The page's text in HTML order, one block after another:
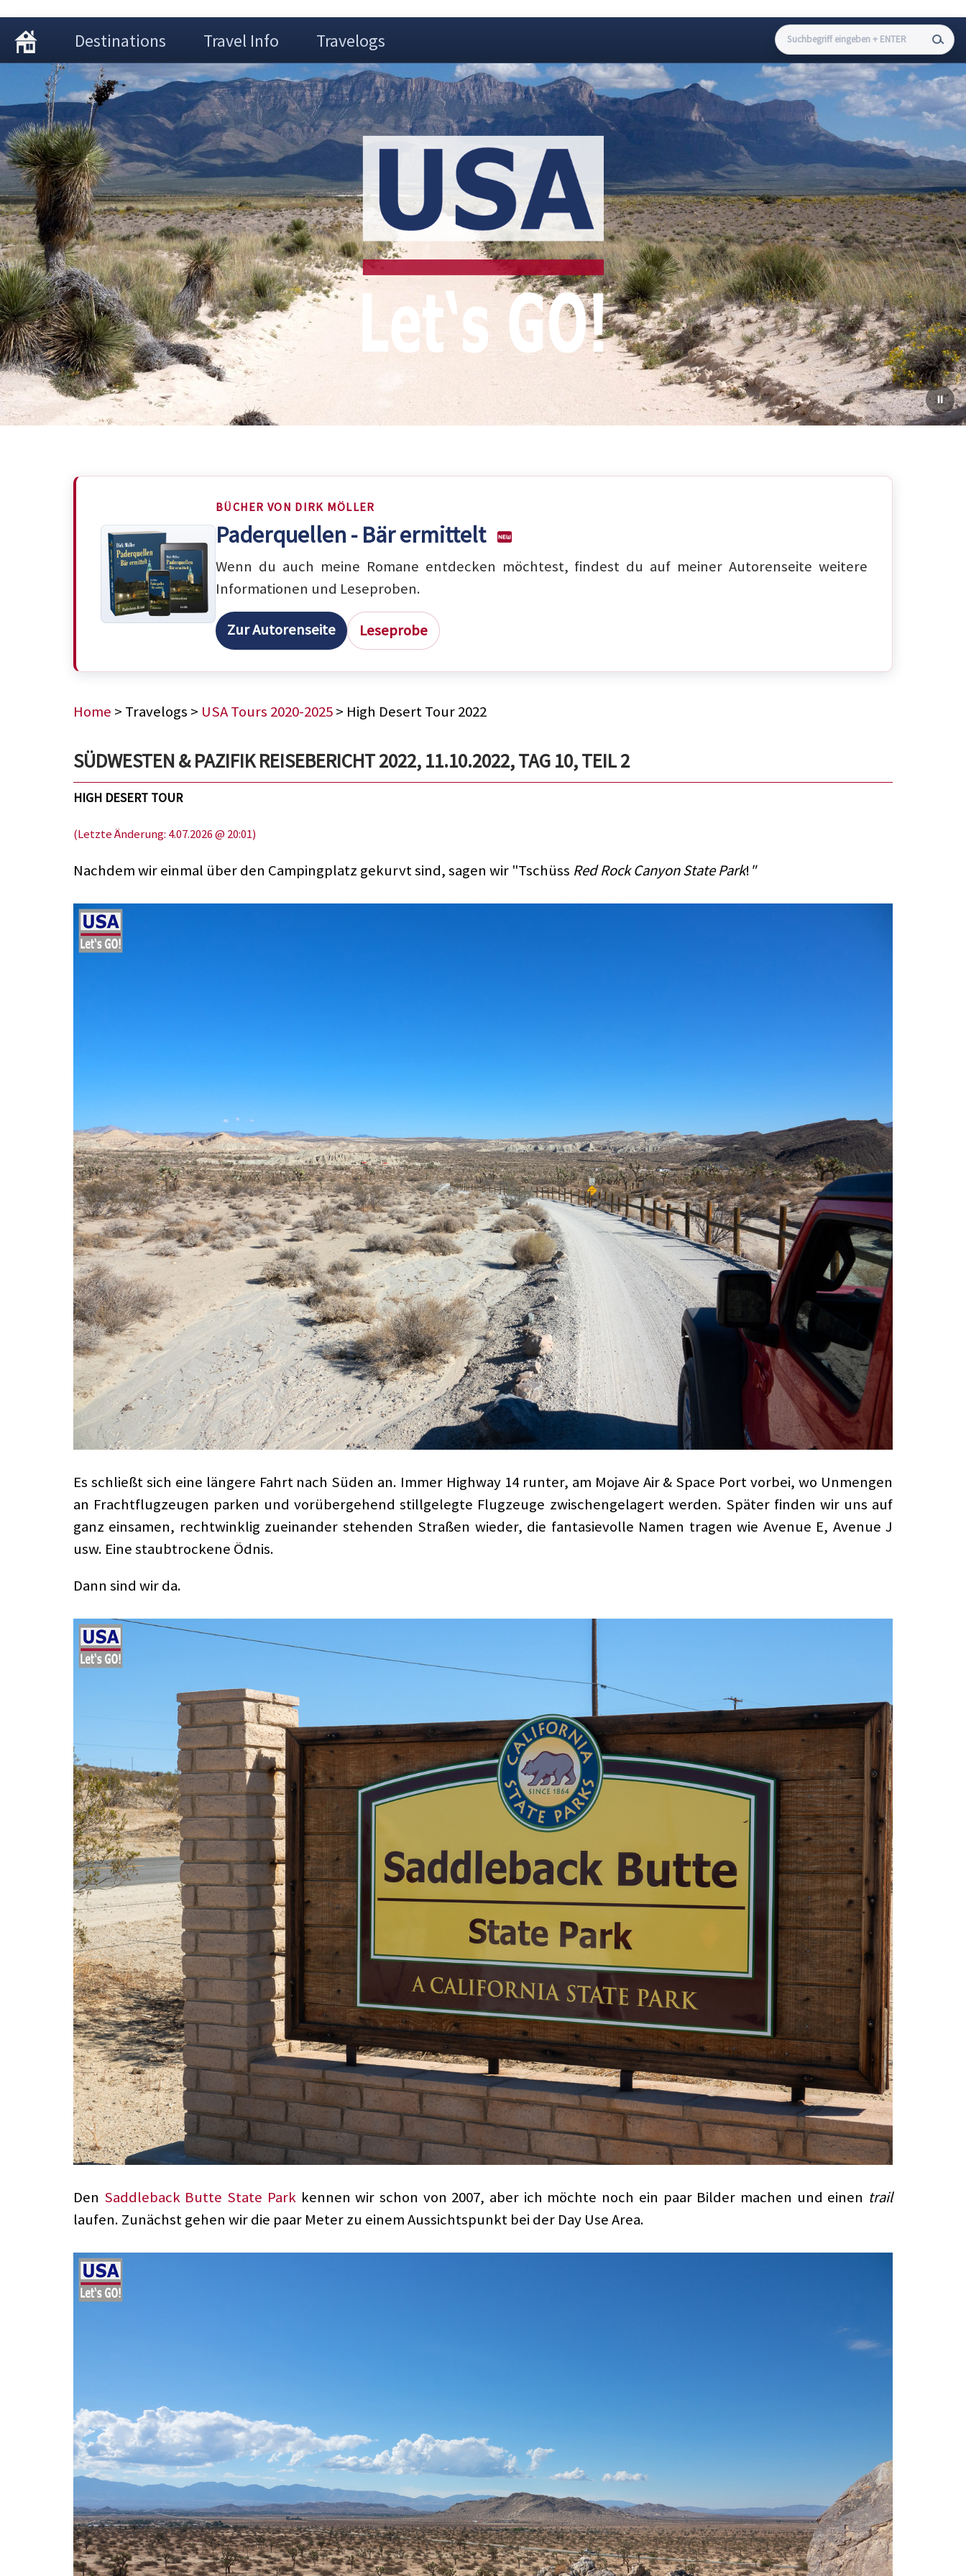
Destinations Travel Info Travelogs
BÜCHER VON DIRK MÖLLER
Paderquellen - Bär ermittelt
Wenn du auch meine Romane entdecken möchtest, findest du auf meiner Autorenseite weitere
Informationen und Leseproben.
Zur Autorenseite Leseprobe
Home > Travelogs > USA Tours 2020-2025> High Desert Tour 2022
SÜDWESTEN & PAZIFIK REISEBERICHT 2022, 11.10.2022, TAG 10, TEIL 2
HIGH DESERT TOUR
(Letzte Änderung: 4.07.2026 @ 20:01)
Nachdem wir einmal über den Campingplatz gekurvt sind, sagen wir "Tschüss Red Rock Canyon State Park!"
Es schließt sich eine längere Fahrt nach Süden an. Immer Highway 14 runter, am Mojave Air & Space Port vorbei, wo Unmengen
an Frachtflugzeugen parken und vorübergehend stillgelegte Flugzeuge zwischengelagert werden. Später finden wir uns auf
ganz einsamen, rechtwinklig zueinander stehenden Straßen wieder, die fantasievolle Namen tragen wie Avenue E, Avenue J
usw. Eine staubtrockene Ödnis.
Dann sind wir da.
Den Saddleback Butte State Parkkennen wir schon von 2007, aber ich möchte noch ein paar Bilder machen und einen trail
laufen. Zunächst gehen wir die paar Meter zu einem Aussichtspunkt bei der Day Use Area.